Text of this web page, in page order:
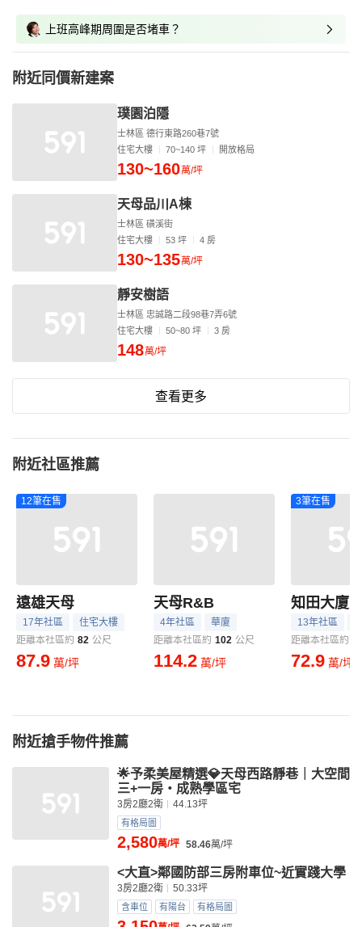
上班高峰期周圍是否堵車？
附近同價新建案
璞園泊隱
士林區 德行東路260巷7號
住宅大樓
70~140 坪 開放格局
130~160萬/坪
天母品川A棟
士林區 磺溪街
住宅大樓
53 坪 4 房
130~135萬/坪
靜安樹語
士林區 忠誠路二段98巷7弄6號
住宅大樓
50~80 坪 3 房
148萬/坪
查看更多
附近社區推薦
12筆在售
遠雄天母
17年社區
住宅大樓
距離本社區約 82 公尺
87.9 萬/坪
天母R&B
4年社區
華廈
距離本社區約 102 公尺
114.2 萬/坪
3筆在售
知田大廈
13年社區
距離本社區約
72.9 萬/坪
附近搶手物件推薦
🌟予柔美屋精選💎天母西路靜巷｜大空間
三+一房・成熟學區宅
3房2廳2衛 44.13坪
有格局圖
2,580萬/坪 58.46萬/坪
<大直>鄰國防部三房附車位~近實踐大學
3房2廳2衛 50.33坪
含車位 有陽台 有格局圖